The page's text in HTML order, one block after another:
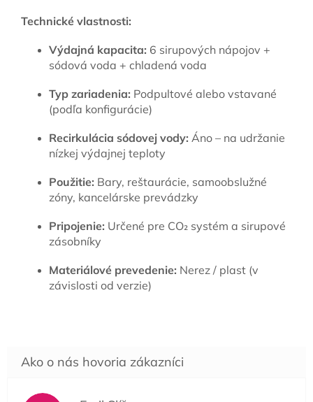
Technické vlastnosti:
Výdajná kapacita: 6 sirupových nápojov +
sódová voda + chladená voda
Typ zariadenia: Podpultové alebo vstavané
(podľa konfigurácie)
Recirkulácia sódovej vody: Áno – na udržanie
nízkej výdajnej teploty
Použitie: Bary, reštaurácie, samoobslužné
zóny, kancelárske prevádzky
Pripojenie: Určené pre CO₂ systém a sirupové
zásobníky
Materiálové prevedenie: Nerez / plast (v
závislosti od verzie)